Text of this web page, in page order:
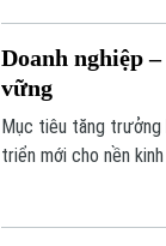
Doanh nghiệp
vững
Mục tiêu tăng
triển mới cho nền